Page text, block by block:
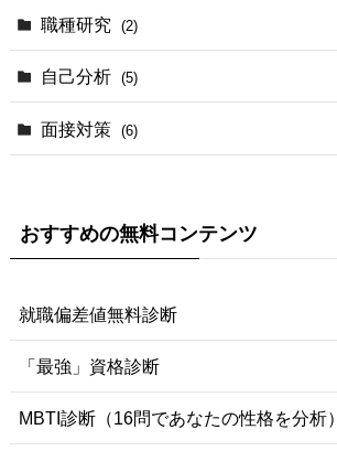
(2)
(3)
(1)
職種研究 (2)
自己分析 (5)
面接対策 (6)
おすすめの無料コンテンツ
就職偏差値無料診断
「最強」資格診断
MBTI診断（16問であなたの性格を分析）